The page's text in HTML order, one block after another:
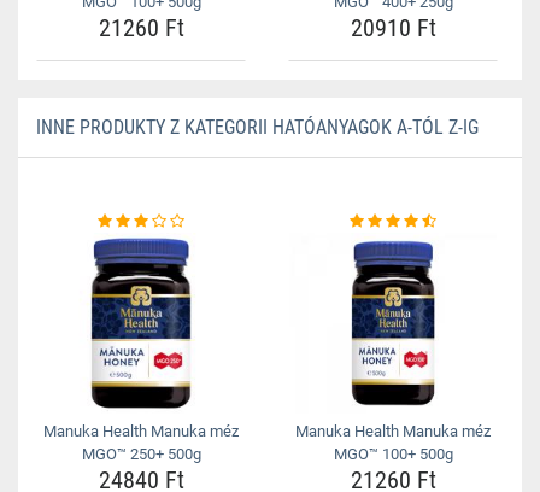
21260 Ft 20910 Ft
INNE PRODUKTY Z KATEGORII HATÓANYAGOK A-TÓL Z-IG
Manuka Health Manuka méz
MGO™ 250+ 500g
24840 Ft
Manuka Health Manuka méz
MGO™ 100+ 500g
21260 Ft